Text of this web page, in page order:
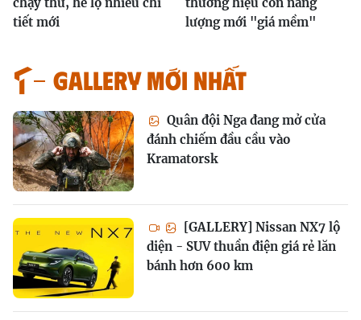
tiết mới
lượng mới "giá mềm"
GALLERY MỚI NHẤT
Quân đội Nga đang mở cửa
đánh chiếm đầu cầu vào
Kramatorsk
[GALLERY] Nissan NX7 lộ
diện - SUV thuần điện giá rẻ lăn
bánh hơn 600 km